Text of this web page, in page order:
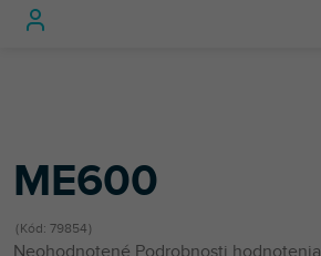
ME600
Kód: 79854
Priemerné
Neohodnotené Podrobnosti hodnotenia